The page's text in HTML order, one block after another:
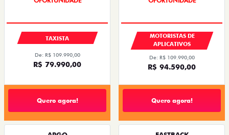
TAXISTA
De: R$ 109.990,00
R$ 79.990,00
Quero agora!
MOTORISTAS DE
APLICATIVOS
De: R$ 109.990,00
R$ 94.590,00
Quero agora!